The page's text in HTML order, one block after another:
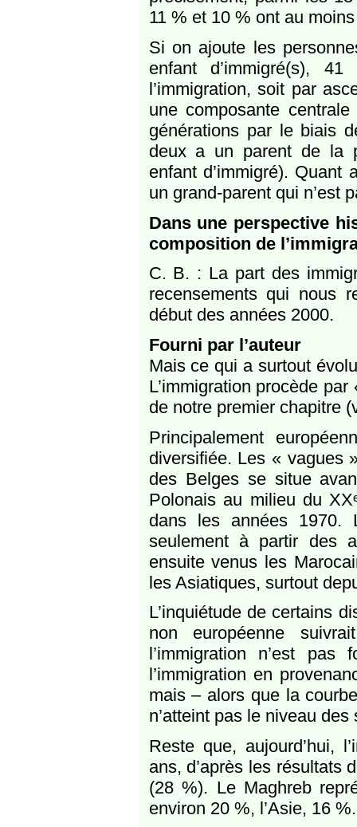
11 % et 10 % ont au
Si on ajoute les
enfant d’immigré(s),
l’immigration, soit par
une composante
générations par le biais
deux a un parent de la
enfant d’immigré). Quant
un grand-parent qui n’est
Dans une perspective
composition de
C. B. : La part des
recensements qui nous
début des années 2000.
Fourni par l’auteur
Mais ce qui a surtout
L’immigration procède
de notre premier chapitre
Principalement
diversifiée. Les « vagues
des Belges se situe
Polonais au milieu du
dans les années 1970.
seulement à partir des
ensuite venus les
les Asiatiques, surtout
L’inquiétude de certains
non européenne
l’immigration n’est
l’immigration en
mais – alors que la
n’atteint pas le niveau
Reste que, aujourd’hui,
ans, d’après les résultats
(28 %). Le Maghreb
environ 20 %, l’Asie, 16 %.